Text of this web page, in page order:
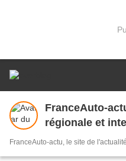
FranceAuto-
régionale et
FranceAuto-actu, le site de